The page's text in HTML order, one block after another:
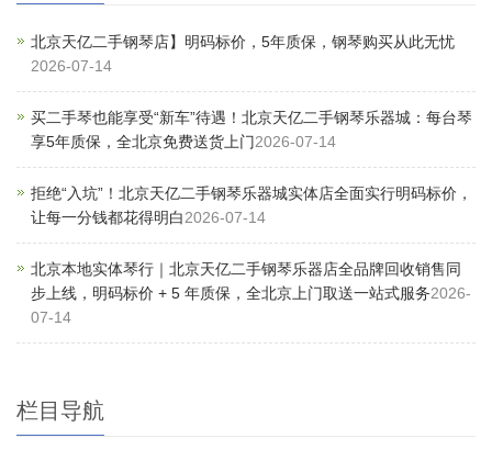
北京天亿二手钢琴店】明码标价，5年质保，钢琴购买从此无忧
2026-07-14
买二手琴也能享受“新车”待遇！北京天亿二手钢琴乐器城：每台琴
享5年质保，全北京免费送货上门2026-07-14
拒绝“入坑”！北京天亿二手钢琴乐器城实体店全面实行明码标价，
让每一分钱都花得明白2026-07-14
北京本地实体琴行｜北京天亿二手钢琴乐器店全品牌回收销售同
步上线，明码标价 + 5 年质保，全北京上门取送一站式服务2026-
07-14
栏目导航